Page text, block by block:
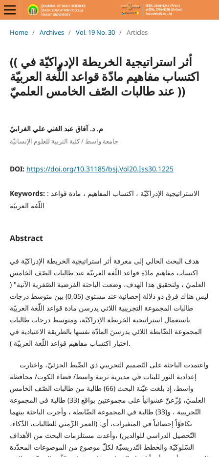
Home / Archives / Vol. 19 No. 30 / Articles
(( أثر استراتيجية الخريطة الإدراكيّة في
اكتساب مفاهيم مادّة قواعد اللُّغة العربيّة
عند طالبات الصّف الخامس العلميّ ))
م. د. آفاق عبد الغني علي الغرابيّ
جامعة واسط / كلية التربية للعلوم الإنسانيّة
DOI: https://doi.org/10.31185/bsj.Vol20.Iss30.1225
Keywords: : الاستراتيجية الإدراكيّة ، اكتساب المفاهيم ، مادة قواعد
اللّغة العربيّة
Abstract
هدف البحث الحالي إلى معرفة أثر استراتيجية الخريطة الإدراكيّة في
اكتساب مفاهيم مادّة قواعد اللّغة العربيّة عند طالبات الصّف الخامس
العلميّ ، ولتحقيق هذا الهدف، وضعت الباحثة الفرضية الصّفرية الآتية" (
ليس هناك فرق ذو دلالة إحصائية عند مستوى (0,05) بين متوسط درجات
طالبات المجموعة التجريبية اللائي يدرسن مادة قواعد اللّغة العربيّة
باستعمال استراتيجية الخريطة الإدراكيّة، ومتوسط درجات طالبات
المجموعة الضّابطة اللائي يدرسنَ المادّة نفسها بالطريقة الاعتيادية في
اختبار اكتساب مفاهيم قواعد اللّغة العربيّة ).
واعتمدت الباحثة على التّصميم التجريبي ذي الضّبط الجزئيّ، واختارت
إعدادية النور للبنات في مديرية تربية واسط/ قضاء الكوت/ محافظة
واسط، إذ بلغت عيّنة البحث (66) طالبة من طالبات الصّف الخامس
العلميّ، وُزّعنّ عشوائياً على مجموعتين بواقع (33) طالبة في المجموعة
التّجريبية ، و(33) طالبة في المجموعة الضّابطة ، وأجرت الباحثة بينهما
تكافؤاً إحصائياً في المتغيرات، أي: (العمر الزّمني للطالبات، الذّكاء،
التّحصيل الدراسي للوالدين) ،وأعدت مستلزمات البحث من الأهداف
السّلوكيّة والخطط التّدريسيّة لكلّ موضوع من الموضوعات المحدّدة